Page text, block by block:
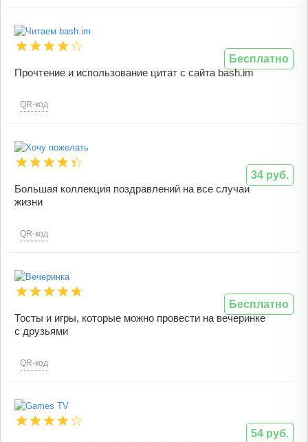
Прочтение и использование цитат с сайта bash.im
QR-код
Бесплатно
Большая коллекция поздравлений на все случаи
жизни
QR-код
34 руб.
Тосты и игры, которые можно провести на вечеринке
с друзьями
QR-код
Бесплатно
54 руб.